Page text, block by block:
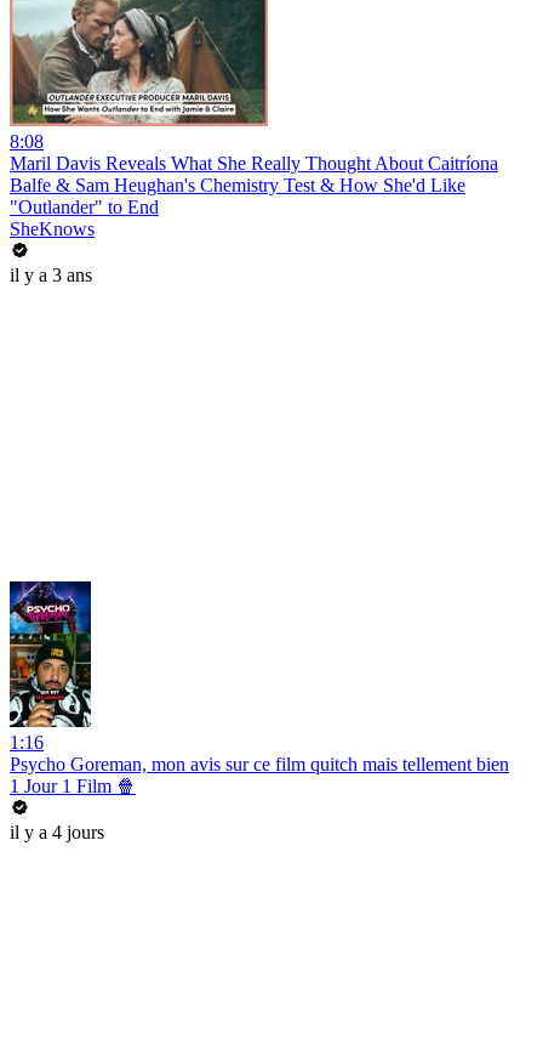
8:08
Maril Davis Reveals What She Really Thought About Caitríona
Balfe & Sam Heughan's Chemistry Test & How She'd Like
"Outlander" to End
SheKnows
il y a 3 ans
1:16
Psycho Goreman, mon avis sur ce film quitch mais tellement bien
1 Jour 1 Film 🍿
il y a 4 jours